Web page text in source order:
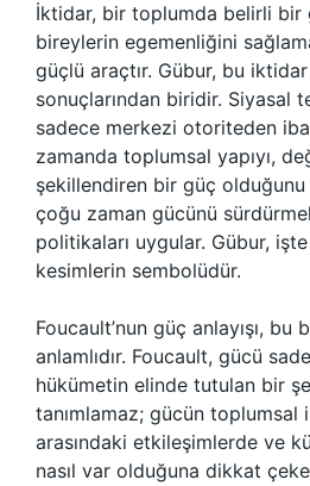
İktidar, bir toplumda belirli bir
bireylerin egemenliğini
güçlü araçtır. Gübur, bu
sonuçlarından biridir. Siyasal
sadece merkezi otoriteden
zamanda toplumsal yapıyı,
şekillendiren bir güç
çoğu zaman gücünü
politikaları uygular. Gübur,
kesimlerin sembolüdür.
Foucault’nun güç anlayışı,
anlamlıdır. Foucault, gücü
hükümetin elinde tutulan bir
tanımlamaz; gücün toplumsal
arasındaki etkileşimlerde ve
nasıl var olduğuna dikkat